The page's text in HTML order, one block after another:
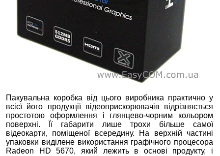
Пакувальна коробка від цього виробника практично у
всієї його продукції відеоприскорювачів відрізняється
простотою оформлення і глянцево-чорним кольором
поверхні. Її габарити лише трохи більше самої
відеокарти, поміщеної всередину. На верхній частині
упаковки виділене використання графічного процесора
Radeon HD 5670, який лежить в основі продукту, і